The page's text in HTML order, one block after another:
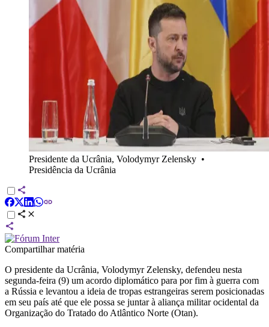
Presidente da Ucrânia, Volodymyr Zelensky •
Presidência da Ucrânia
Compartilhar matéria
O presidente da Ucrânia, Volodymyr Zelensky, defendeu nesta
segunda-feira (9) um acordo diplomático para por fim à guerra com
a Rússia e levantou a ideia de tropas estrangeiras serem posicionadas
em seu país até que ele possa se juntar à aliança militar ocidental da
Organização do Tratado do Atlântico Norte (Otan).